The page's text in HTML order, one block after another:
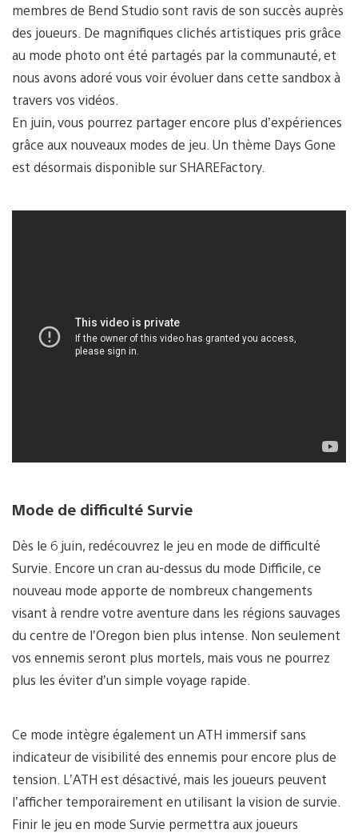
membres de Bend Studio sont ravis de son succès auprès
des joueurs. De magnifiques clichés artistiques pris grâce
au mode photo ont été partagés par la communauté, et
nous avons adoré vous voir évoluer dans cette sandbox à
travers vos vidéos.
En juin, vous pourrez partager encore plus d’expériences
grâce aux nouveaux modes de jeu. Un thème Days Gone
est désormais disponible sur SHAREFactory.
Mode de difficulté Survie
Dès le 6 juin, redécouvrez le jeu en mode de difficulté
Survie. Encore un cran au-dessus du mode Difficile, ce
nouveau mode apporte de nombreux changements
visant à rendre votre aventure dans les régions sauvages
du centre de l’Oregon bien plus intense. Non seulement
vos ennemis seront plus mortels, mais vous ne pourrez
plus les éviter d’un simple voyage rapide.
Ce mode intègre également un ATH immersif sans
indicateur de visibilité des ennemis pour encore plus de
tension. L’ATH est désactivé, mais les joueurs peuvent
l’afficher temporairement en utilisant la vision de survie.
Finir le jeu en mode Survie permettra aux joueurs